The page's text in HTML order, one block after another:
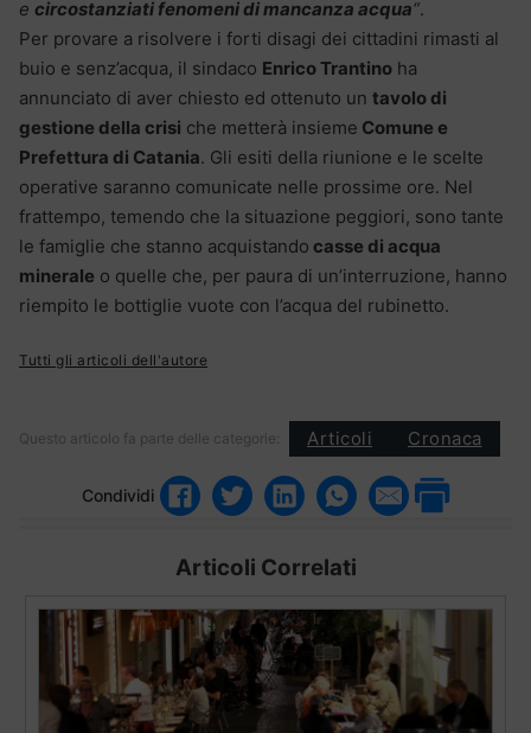
e circostanziati fenomeni di mancanza acqua“.
Per provare a risolvere i forti disagi dei cittadini rimasti al
buio e senz’acqua, il sindaco Enrico Trantino ha
annunciato di aver chiesto ed ottenuto un tavolo di
gestione della crisi che metterà insieme Comune e
Prefettura di Catania. Gli esiti della riunione e le scelte
operative saranno comunicate nelle prossime ore. Nel
frattempo, temendo che la situazione peggiori, sono tante
le famiglie che stanno acquistando casse di acqua
minerale o quelle che, per paura di un’interruzione, hanno
riempito le bottiglie vuote con l’acqua del rubinetto.
Tutti gli articoli dell'autore
Questo articolo fa parte delle categorie: Articoli Cronaca
Condividi
Articoli Correlati